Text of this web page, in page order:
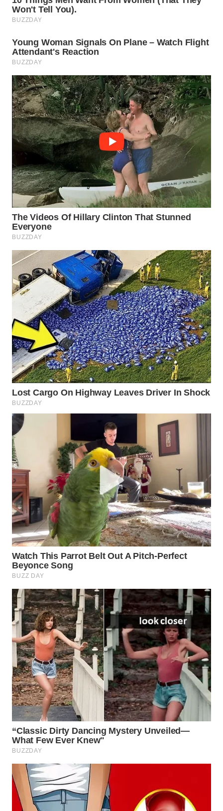
WN
WN
KUNINGAN
WN
MAJALENGKA
WN
SUBANG
WN
SUKABUMI
WN
PURWAKARTA
WN
PRIANGAN
TIMUR
WN
SEMARANG
WN
SOLO
WN
BOROBUDUR
WN
MADURA
WN
NATUNA
WN
BINTAN
WN
MANDALIKA
WN
LIKUPANG
WN
LABUANBAJO
WN
BORNEO
Wahana
Media
Group
WAHANA
NEWS
WAHANA
TANI
WAHANA